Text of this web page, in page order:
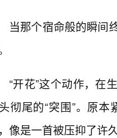
当那个宿命般的瞬间
“开花”这个动作，在
彻尾的“突围”。原
像是一首被压抑了许